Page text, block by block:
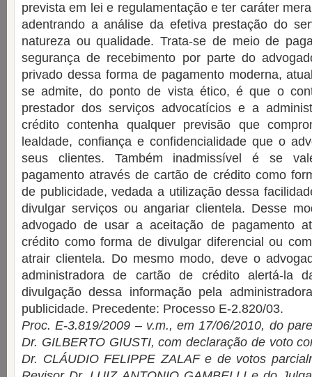
prevista em lei e regulamentação e ter caráter
adentrando a análise da efetiva prestação do
natureza ou qualidade. Trata-se de meio de
segurança de recebimento por parte do
privado dessa forma de pagamento moderna,
se admite, do ponto de vista ético, é que o
prestador dos serviços advocatícios e a
crédito contenha qualquer previsão que
lealdade, confiança e confidencialidade que o
seus clientes. Também inadmissível é se
pagamento através de cartão de crédito como
de publicidade, vedada a utilização dessa
divulgar serviços ou angariar clientela. Desse
advogado de usar a aceitação de pagamento
crédito como forma de divulgar diferencial ou
atrair clientela. Do mesmo modo, deve o
administradora de cartão de crédito alertá-la
divulgação dessa informação pela
publicidade. Precedente: Processo E-2.820/03.
Proc. E-3.819/2009 – v.m., em 17/06/2010, do
Dr. GILBERTO GIUSTI, com declaração de voto
Dr. CLÁUDIO FELIPPE ZALAF e de votos